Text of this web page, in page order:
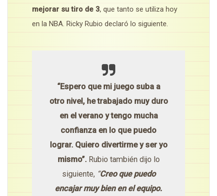
mejorar su tiro de 3, que tanto se utiliza hoy
en la NBA. Ricky Rubio declaró lo siguiente.
“Espero que mi juego suba a
otro nivel, he trabajado muy duro
en el verano y tengo mucha
confianza en lo que puedo
lograr. Quiero divertirme y ser yo
mismo”.Rubio también dijo lo
siguiente, “Creo que puedo
encajar muy bien en el equipo.